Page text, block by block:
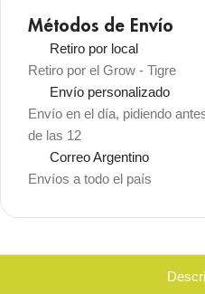
Métodos de Envío
Retiro por local
Retiro por el Grow - Tigre
Envío personalizado
Envío en el día, pidiendo
de las 12
Correo Argentino
Envíos a todo el país